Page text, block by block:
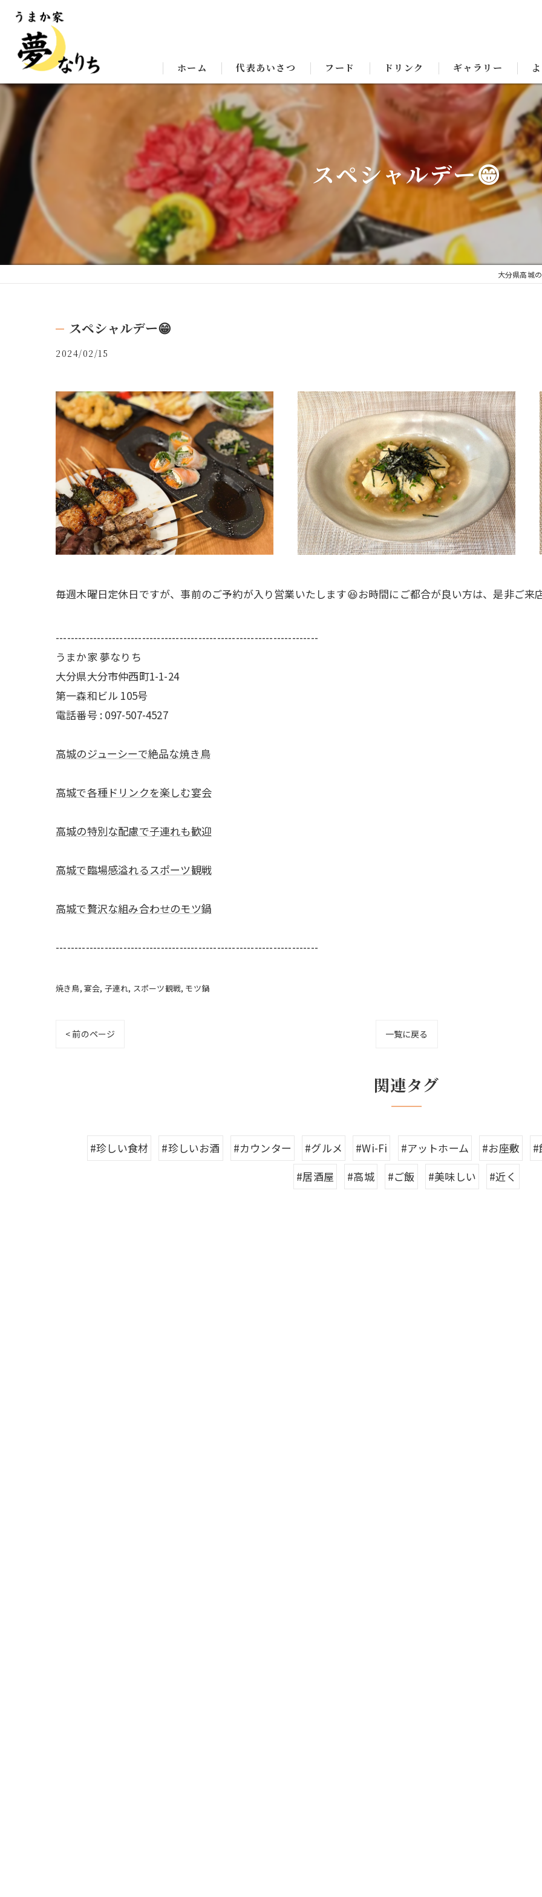
ホーム 代表あいさつ フード ドリンク ギャラリー
スペシャルデー😁
大分県高城
スペシャルデー😁
2024/02/15
毎週木曜日定休日ですが、事前のご予約が入り営業いたします😆お時間にご都合が良い方は、是非ご来
----------------------------------------------------------------------
うまか家 夢なりち
大分県大分市仲西町1-1-24
第一森和ビル 105号
電話番号 : 097-507-4527
高城のジューシーで絶品な焼き鳥
高城で各種ドリンクを楽しむ宴会
高城の特別な配慮で子連れも歓迎
高城で臨場感溢れるスポーツ観戦
高城で贅沢な組み合わせのモツ鍋
----------------------------------------------------------------------
焼き鳥 宴会 子連れ スポーツ観戦 モツ鍋
< 前のページ 一覧に戻る
関連タグ
#珍しい食材 #珍しいお酒 #カウンター #グルメ #Wi-Fi #アットホーム #お座敷 #
#居酒屋
#高城 #ご飯 #美味しい #近く